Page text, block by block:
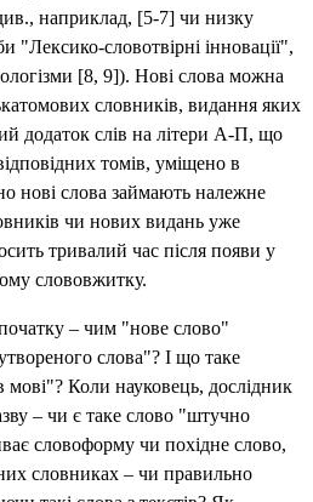
наприклад, [5-7] чи низку
"Лексико-словотвірні інновації",
[8, 9]). Нові слова можна
словників, видання яких
додаток слів на літери А‑П, що
томів, уміщено в
нові слова займають належне
чи нових видань уже
тривалий час після появи у
слововжитку.
– чим "нове слово"
слова"? І що таке
мові"? Коли науковець, дослідник
– чи є таке слово "штучно
словоформу чи похідне слово,
словниках – чи правильно